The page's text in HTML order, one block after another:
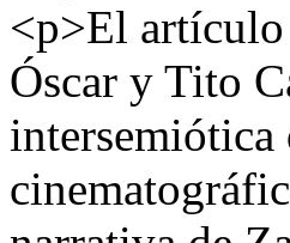
<p>El artículo
Óscar y Tito